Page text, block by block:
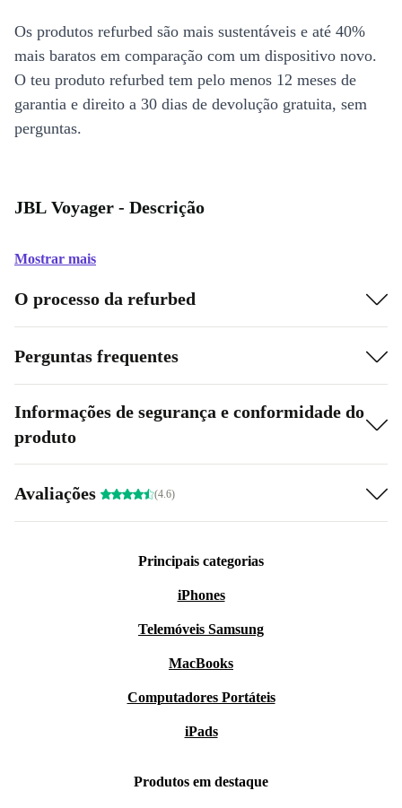
Os produtos refurbed são mais sustentáveis e até 40%
mais baratos em comparação com um dispositivo novo.
O teu produto refurbed tem pelo menos 12 meses de
garantia e direito a 30 dias de devolução gratuita, sem
perguntas.
JBL Voyager - Descrição
Mostrar mais
O processo da refurbed
Perguntas frequentes
Informações de segurança e conformidade do
produto
Avaliações (4.6)
Principais categorias
iPhones
Telemóveis Samsung
MacBooks
Computadores Portáteis
iPads
Produtos em destaque